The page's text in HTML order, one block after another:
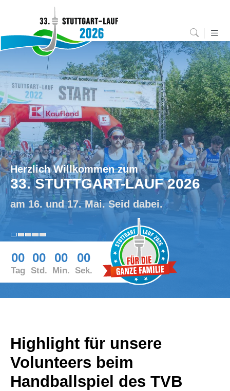
Herzlich Willkommen zum
33. STUTTGART-LAUF 2026
am 16. und 17. Mai. Seid dabei.
00
Tag
00
Std.
00
Min.
00
Sek.
Highlight für unsere
Volunteers beim
Handballspiel des TVB